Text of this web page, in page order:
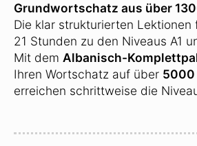
Grundwortschatz aus über
Die klar strukturierten Lektionen
21 Stunden zu den Niveaus A1
Mit dem Albanisch-
Ihren Wortschatz auf über 5000
erreichen schrittweise die